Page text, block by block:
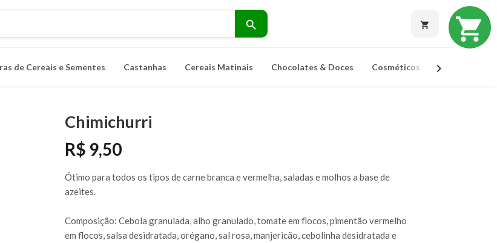
shopping_cart
search shopping_cart
de Cereais e Sementes Castanhas Cereais Matinais Chocolates & Doces Cosméticos Ervas Para
chevron_right
Chimichurri
R$ 9,50
Ótimo para todos os tipos de carne branca e vermelha, saladas e molhos a base de
azeites.
Composição: Cebola granulada, alho granulado, tomate em flocos, pimentão vermelho
em flocos, salsa desidratada, orégano, sal rosa, manjericão, cebolinha desidratada e